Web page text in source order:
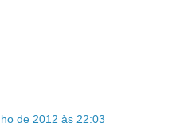
de 2012 às 22:03